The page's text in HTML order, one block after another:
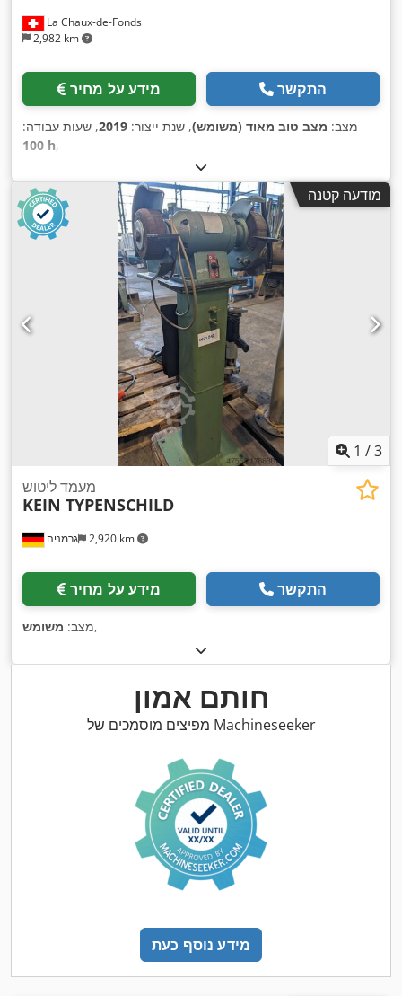
La Chaux-de-Fonds
2,982 km
מידע על מחיר התקשר
מצב: מצב טוב מאוד (משומש), שנת ייצור: 2019, שעות עבודה:
100 h,
מודעה קטנה
1 /3
גרמניה 2,920 km
מעמד ליטוש
KEIN TYPENSCHILD
מידע על מחיר התקשר
מצב: משומש ,
חותם אמון
מפיצים מוסמכים של Machineseeker
מידע נוסף כעת